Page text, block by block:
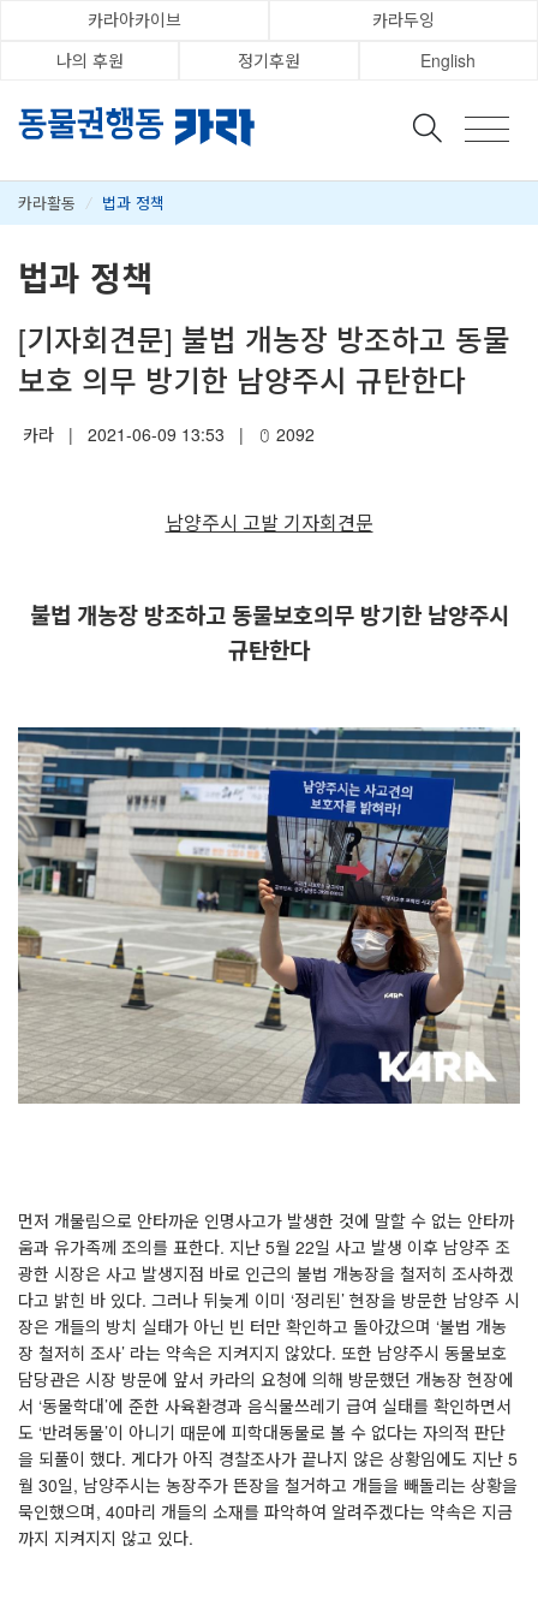
카라아카이브
카라두잉
나의 후원
정기후원 English
카라활동 / 법과 정책
법과 정책
[기자회견문] 불법 개농장 방조하고 동물
보호 의무 방기한 남양주시 규탄한다
카라 | 2021-06-09 13:53 | 2092
남양주시 고발 기자회견문
불법 개농장 방조하고 동물보호의무 방기한 남양주시
규탄한다
먼저 개물림으로 안타까운 인명사고가 발생한 것에 말할 수 없는 안타까
움과 유가족께 조의를 표한다. 지난 5월 22일 사고 발생 이후 남양주 조
광한 시장은 사고 발생지점 바로 인근의 불법 개농장을 철저히 조사하겠
다고 밝힌 바 있다. 그러나 뒤늦게 이미 ‘정리된’ 현장을 방문한 남양주 시
장은 개들의 방치 실태가 아닌 빈 터만 확인하고 돌아갔으며 ‘불법 개농
장 철저히 조사’ 라는 약속은 지켜지지 않았다. 또한 남양주시 동물보호
담당관은 시장 방문에 앞서 카라의 요청에 의해 방문했던 개농장 현장에
서 ‘동물학대’에 준한 사육환경과 음식물쓰레기 급여 실태를 확인하면서
도 ‘반려동물’이 아니기 때문에 피학대동물로 볼 수 없다는 자의적 판단
을 되풀이 했다. 게다가 아직 경찰조사가 끝나지 않은 상황임에도 지난 5
월 30일, 남양주시는 농장주가 뜬장을 철거하고 개들을 빼돌리는 상황을
묵인했으며, 40마리 개들의 소재를 파악하여 알려주겠다는 약속은 지금
까지 지켜지지 않고 있다.